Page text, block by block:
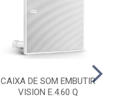
CAIXA DE SOM EMBUTIR
VISION E.4.60 Q